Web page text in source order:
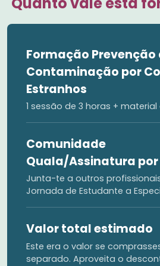
Formação Prevenção
Contaminação por
Estranhos
1 sessão de 3 horas +
Comunidade
Quala/Assinatura por
Junta-te a outros
Jornada de Estudante a
Valor total estimado
Este era o valor se
separado. Aproveita o